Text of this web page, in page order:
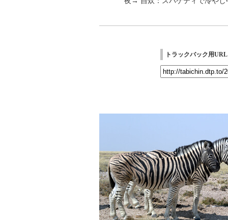
トラックバック用URL